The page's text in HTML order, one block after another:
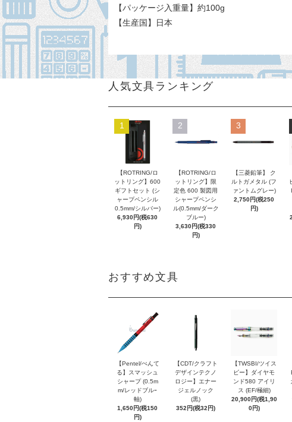
【パッケージ入重量】約100g
【生産国】日本
人気文具ランキング
1
【ROTRING/ロ
ットリング】600
ギフトセット (シ
ャープペンシル
0.5mm/シルバー)
6,930円(税630
円)
2
【ROTRING/ロ
ットリング】限
定色 600 製図用
シャープペンシ
ル(0.5mm/ダーク
ブルー)
3,630円(税330
円)
3
【三菱鉛筆】 ク
ルトガメタル (フ
ァントムグレー)
2,750円(税250
円)
おすすめ文具
【Pentel/ぺんて
る】スマッシュ
シャープ (0.5m
m/レッドブルｰ
軸)
1,650円(税150
円)
【CDT/クラフト
デザインテクノ
ロジー】エナー
ジェルノック
(黒)
352円(税32円)
【TWSBI/ツイス
ビー】ダイヤモ
ンド580 アイリ
ス (EF/極細)
20,900円(税1,90
0円)